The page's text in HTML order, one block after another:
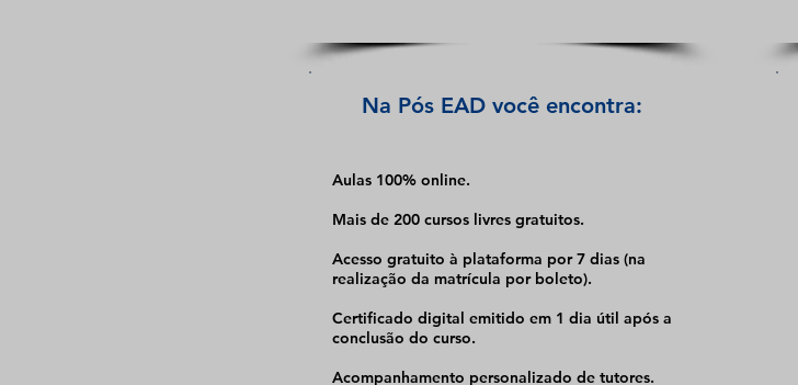
Na Pós EAD você encontra:
Aulas 100% online.
Mais de 200 cursos livres gratuitos.
Acesso gratuito à plataforma por 7 dias (na
realização da matrícula por boleto).
Certificado digital emitido em 1 dia útil após a
conclusão do curso.
Acompanhamento personalizado de tutores.